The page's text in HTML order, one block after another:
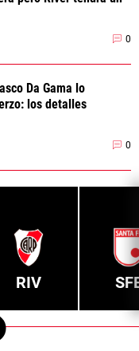
0
Da Gama lo
los detalles
0
RIV